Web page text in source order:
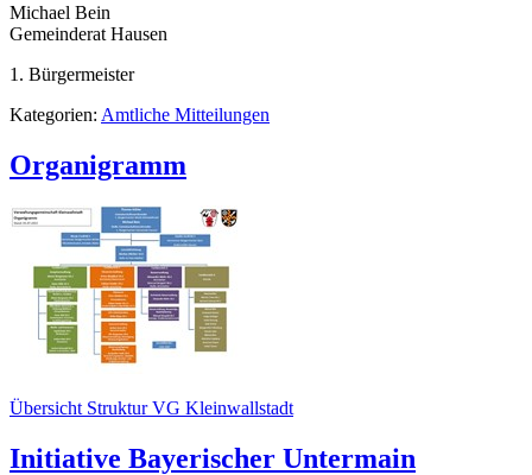
Michael Bein
Gemeinderat Hausen
1. Bürgermeister
Kategorien: Amtliche Mitteilungen
Organigramm
Übersicht Struktur VG Kleinwallstadt
Initiative Bayerischer Untermain